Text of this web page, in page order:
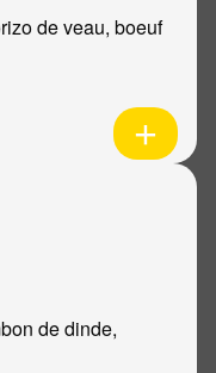
de veau, boeuf
de dinde,